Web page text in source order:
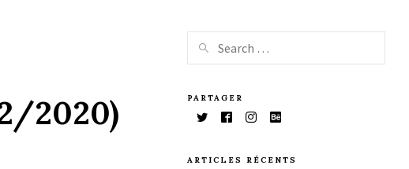
2020) PARTAGER
ARTICLES RÉCENTS